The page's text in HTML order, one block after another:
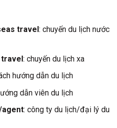
travel: chuyến du lịch nước
: chuyến du lịch xa
hướng dẫn du lịch
dẫn viên du lịch
: công ty du lịch/đại lý du